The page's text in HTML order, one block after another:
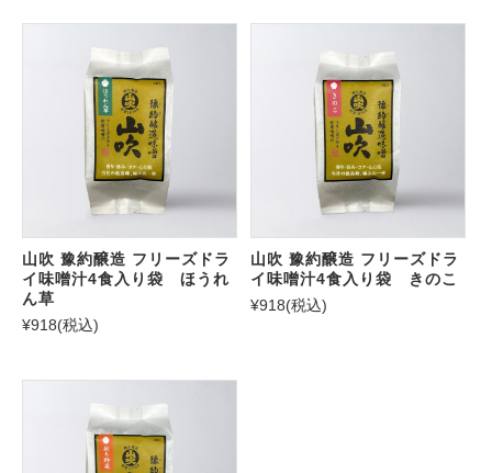
山吹 豫約醸造 フリーズドラ
イ味噌汁4食入り袋 ほうれ
ん草
¥918(税込)
山吹 豫約醸造 フリーズドラ
イ味噌汁4食入り袋 きのこ
¥918(税込)